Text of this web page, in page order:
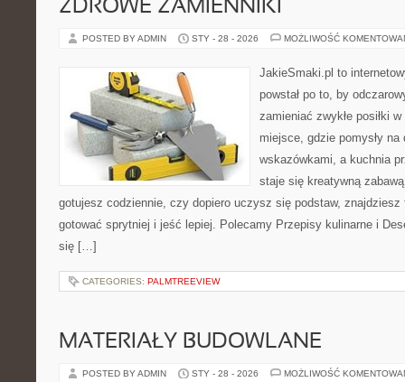
ZDROWE ZAMIENNIKI
POSTED BY ADMIN STY - 28 - 2026 MOŻLIWOŚĆ
JakieSmaki.pl to
powstał po to, by
zamieniać zwykłe posiłki
miejsce, gdzie pomysły
wskazówkami, a kuchnia
staje się kreatywną
gotujesz codziennie, czy dopiero uczysz się podstaw,
gotować sprytniej i jeść lepiej. Polecamy Przepisy kulinarne i
się […]
CATEGORIES: PALMTREEVIEW
MATERIAŁY BUDOWLANE
POSTED BY ADMIN STY - 28 - 2026 MOŻLIWOŚĆ